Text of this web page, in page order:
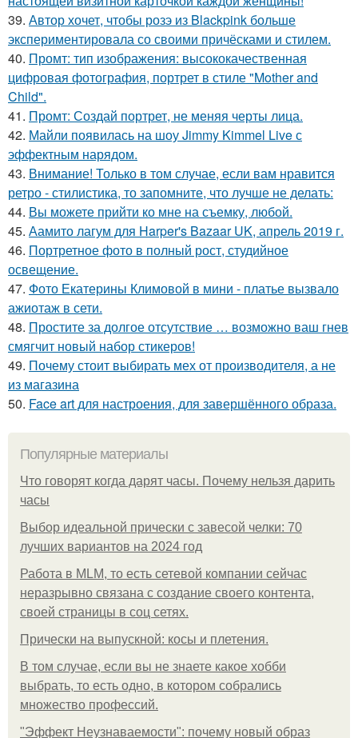
39. Автор хочет, чтобы розэ из Blackpink больше
экспериментировала со своими причёсками и стилем.
40. Промт: тип изображения: высококачественная
цифровая фотография, портрет в стиле "Mother and
Child".
41. Промт: Создай портрет, не меняя черты лица.
42. Майли появилась на шоу Jimmy Kimmel Live с
эффектным нарядом.
43. Внимание! Только в том случае, если вам нравится
ретро - стилистика, то запомните, что лучше не делать:
44. Вы можете прийти ко мне на съемку, любой.
45. Аамито лагум для Harper's Bazaar UK, апрель 2019 г.
46. Портретное фото в полный рост, студийное
освещение.
47. Фото Екатерины Климовой в мини - платье вызвало
ажиотаж в сети.
48. Простите за долгое отсутствие … возможно ваш гнев
смягчит новый набор стикеров!
49. Почему стоит выбирать мех от производителя, а не
из магазина
50. Face art для настроения, для завершённого образа.
Популярные материалы
Что говорят когда дарят часы. Почему нельзя дарить
часы
Выбор идеальной прически с завесой челки: 70
лучших вариантов на 2024 год
Работа в MLM, то есть сетевой компании сейчас
неразрывно связана с создание своего контента,
своей страницы в соц сетях.
Прически на выпускной: косы и плетения.
В том случае, если вы не знаете какое хобби
выбрать, то есть одно, в котором собрались
множество профессий.
"Эффект Неузнаваемости": почему новый образ